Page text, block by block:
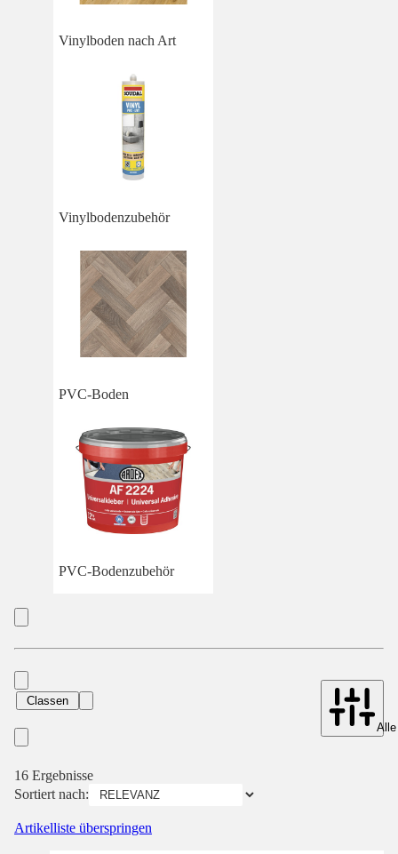
Vinylboden nach Art
Vinylbodenzubehör
PVC-Boden
PVC-Bodenzubehör
Classen
16 Ergebnisse
Sortiert nach:
Artikelliste überspringen